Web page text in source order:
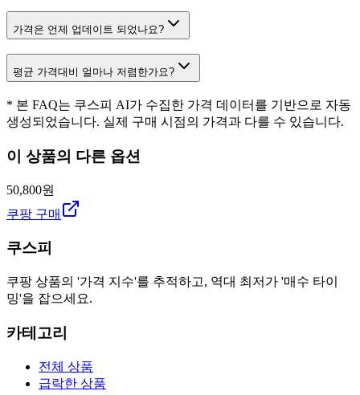
가격은 언제 업데이트 되었나요?
평균 가격대비 얼마나 저렴한가요?
* 본 FAQ는 쿠스피 AI가 수집한 가격 데이터를 기반으로 자동
생성되었습니다. 실제 구매 시점의 가격과 다를 수 있습니다.
이 상품의 다른 옵션
50,800원
쿠팡 구매
쿠스피
쿠팡 상품의 '가격 지수'를 추적하고, 역대 최저가 '매수 타이
밍'을 잡으세요.
카테고리
전체 상품
급락한 상품